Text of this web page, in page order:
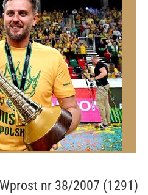
nr 38/2007 (1291)